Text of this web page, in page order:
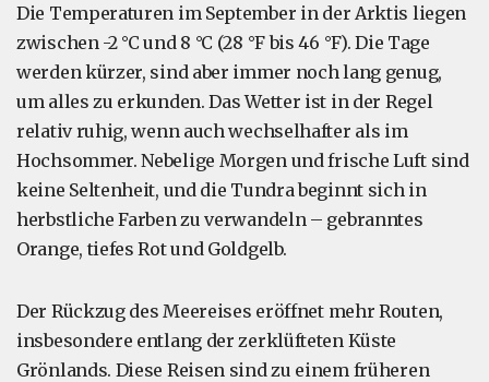
Die Temperaturen im September in der Arktis liegen
zwischen -2 °C und 8 °C (28 °F bis 46 °F). Die Tage
werden kürzer, sind aber immer noch lang genug,
um alles zu erkunden. Das Wetter ist in der Regel
relativ ruhig, wenn auch wechselhafter als im
Hochsommer. Nebelige Morgen und frische Luft sind
keine Seltenheit, und die Tundra beginnt sich in
herbstliche Farben zu verwandeln – gebranntes
Orange, tiefes Rot und Goldgelb.
Der Rückzug des Meereises eröffnet mehr Routen,
insbesondere entlang der zerklüfteten Küste
Grönlands. Diese Reisen sind zu einem früheren